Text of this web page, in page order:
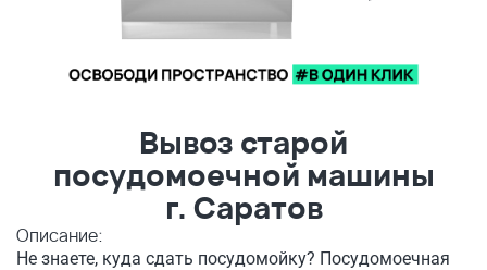
Вывоз старой
посудомоечной машины
г. Саратов
Описание:
Не знаете, куда сдать посудомойку? Посудомоечная